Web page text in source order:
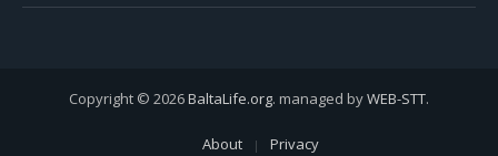
Copyright © 2026BaltaLife.org. managed byWEB-STT.
About
Privacy